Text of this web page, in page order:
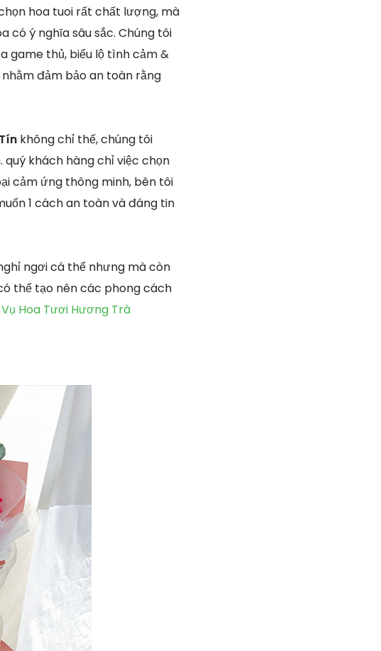
hoa tuoi rất chất lượng, mà
có ý nghĩa sâu sắc. Chúng tôi
game thủ, biểu lộ tình cảm &
đảm bảo an toàn rằng
không chỉ thế, chúng tôi
khách hàng chỉ việc chọn
cảm ứng thông minh, bên tôi
1 cách an toàn và đáng tin
ngơi cá thể nhưng mà còn
thể tạo nên các phong cách
Hoa Tươi Hương Trà